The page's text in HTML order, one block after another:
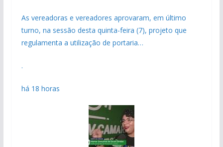
As vereadoras e vereadores aprovaram, em último
turno, na sessão desta quinta-feira (7), projeto que
regulamenta a utilização de portaria…
.
há 18 horas